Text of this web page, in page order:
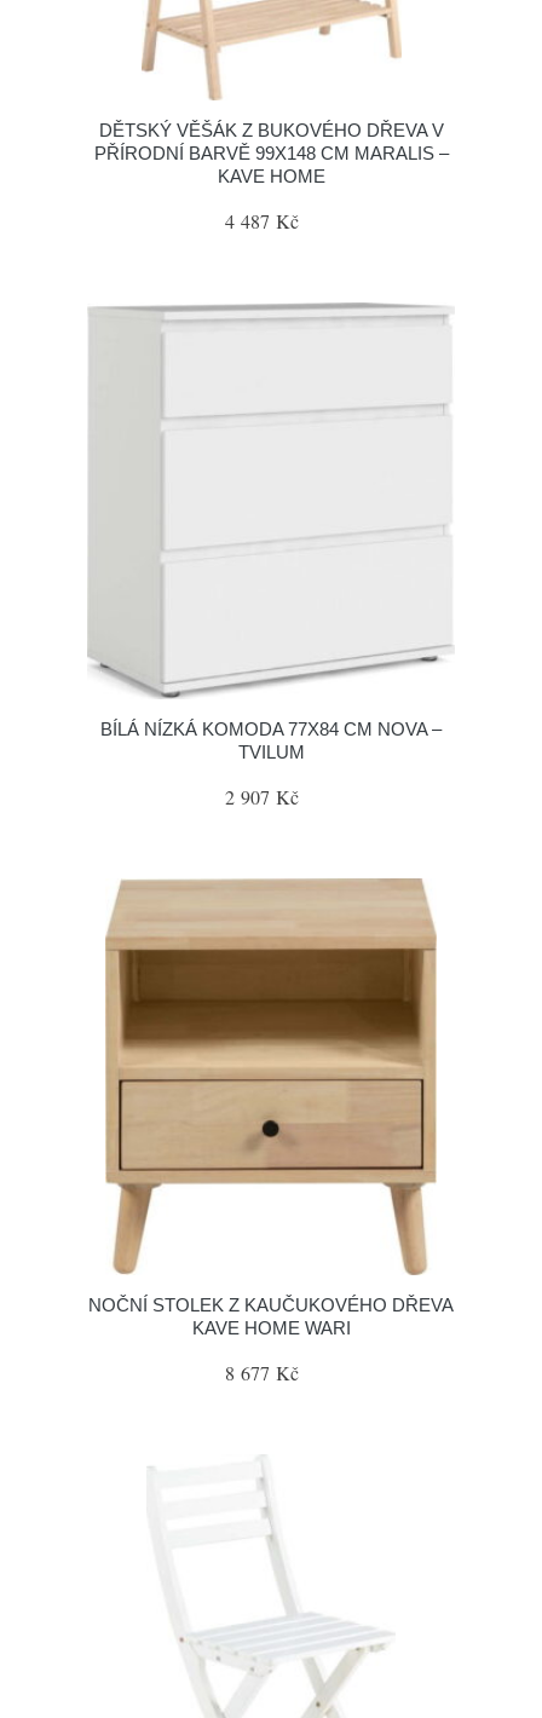
DĚTSKÝ VĚŠÁK Z BUKOVÉHO DŘEVA V
PŘÍRODNÍ BARVĚ 99X148 CM MARALIS –
KAVE HOME
4 487 Kč
BÍLÁ NÍZKÁ KOMODA 77X84 CM NOVA –
TVILUM
2 907 Kč
NOČNÍ STOLEK Z KAUČUKOVÉHO DŘEVA
KAVE HOME WARI
8 677 Kč